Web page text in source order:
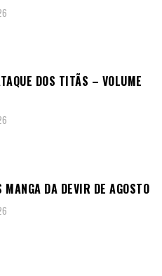
DOS TITÃS – VOLUME
MANGA DA DEVIR DE AGOSTO